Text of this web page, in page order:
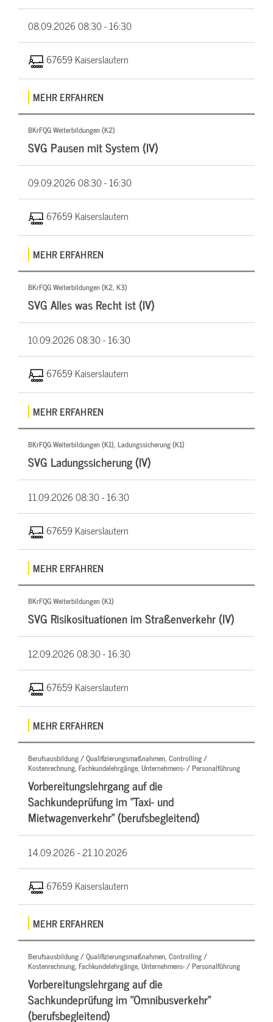
08.09.202608:30 - 16:30
67659 Kaiserslautern
MEHR ERFAHREN
BKrFQG Weiterbildungen (K2)
SVG Pausen mit System (IV)
09.09.202608:30 - 16:30
67659 Kaiserslautern
MEHR ERFAHREN
BKrFQG Weiterbildungen (K2, K3)
SVG Alles was Recht ist (IV)
10.09.202608:30 - 16:30
67659 Kaiserslautern
MEHR ERFAHREN
BKrFQG Weiterbildungen (K1), Ladungssicherung (K1)
SVG Ladungssicherung (IV)
11.09.202608:30 - 16:30
67659 Kaiserslautern
MEHR ERFAHREN
BKrFQG Weiterbildungen (K1)
SVG Risikosituationen im Straßenverkehr (IV)
12.09.202608:30 - 16:30
67659 Kaiserslautern
MEHR ERFAHREN
Berufsausbildung / Qualifizierungsmaßnahmen, Controlling /
Kostenrechnung, Fachkundelehrgänge, Unternehmens- / Personalführung
Vorbereitungslehrgang auf die
Sachkundeprüfung im "Taxi- und
Mietwagenverkehr" (berufsbegleitend)
14.09.2026 -21.10.2026
67659 Kaiserslautern
MEHR ERFAHREN
Berufsausbildung / Qualifizierungsmaßnahmen, Controlling /
Kostenrechnung, Fachkundelehrgänge, Unternehmens- / Personalführung
Vorbereitungslehrgang auf die
Sachkundeprüfung im "Omnibusverkehr"
(berufsbegleitend)